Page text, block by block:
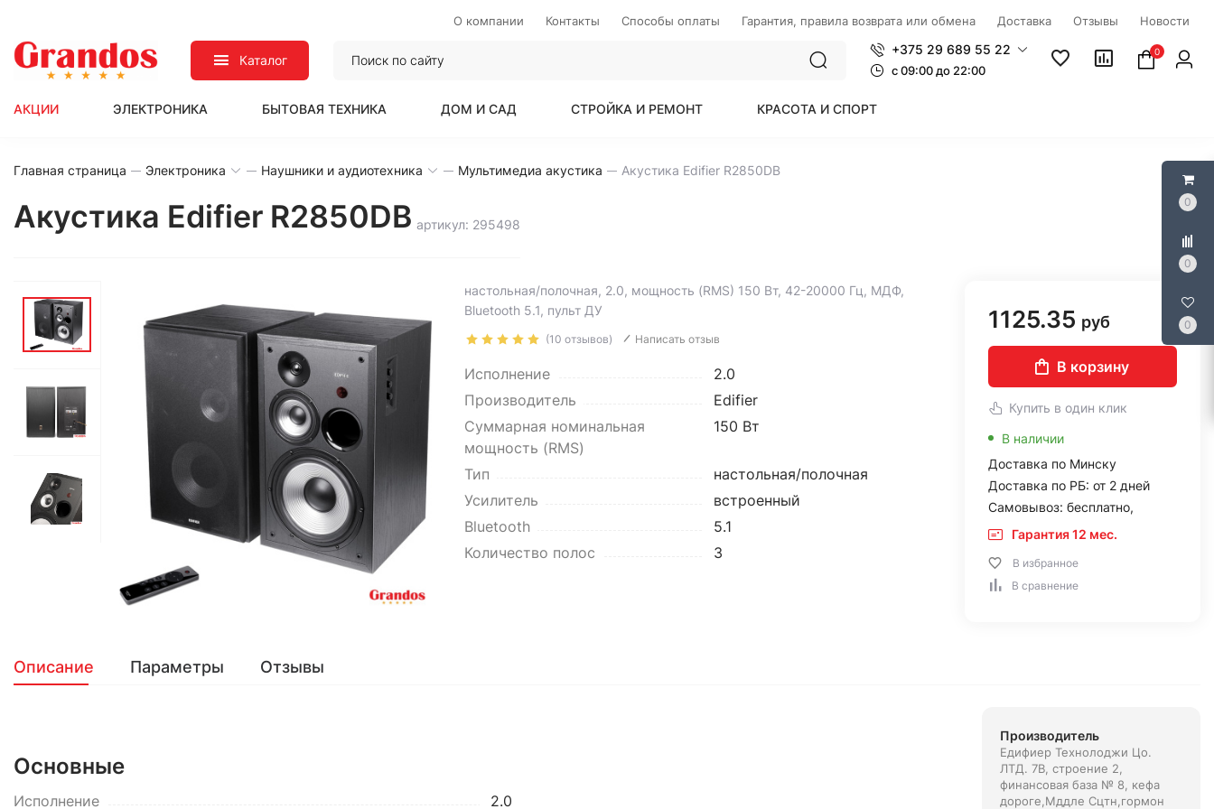
0
0
0
О компании Контакты Способы оплаты Гарантия, правила возврата или обмена Доставка Отзывы Новости
Каталог
+375 29 689 55 22
c 09:00 до 22:00
0
АКЦИИ ЭЛЕКТРОНИКА БЫТОВАЯ ТЕХНИКА ДОМ И САД СТРОЙКА И РЕМОНТ КРАСОТА И СПОРТ
Главная страница Электроника Наушники и аудиотехника Мультимедиа акустика Акустика Edifier R2850DB
Акустика Edifier R2850DB артикул: 295498
настольная/полочная, 2.0, мощность (RMS) 150 Вт, 42-20000 Гц, МДФ,
Bluetooth 5.1, пульт ДУ
(10 отзывов) Написать отзыв
Исполнение
2.0
Производитель
Edifier
Суммарная номинальная
мощность (RMS)
150 Вт
Тип
настольная/полочная
Усилитель
встроенный
Bluetooth
5.1
Количество полос
3
1125.35 руб
В корзину
Купить в один клик
В наличии
Доставка по Минску
Доставка по РБ: от 2 дней
Самовывоз: бесплатно,
Гарантия 12 мес.
В избранное
В сравнение
Описание Параметры Отзывы
Основные
Исполнение 2.0
Производитель
Едифиер Технолоджи Цо.
ЛТД. 7В, строение 2,
финансовая база № 8, кефа
дороге,Мддле Сцтн,гормон